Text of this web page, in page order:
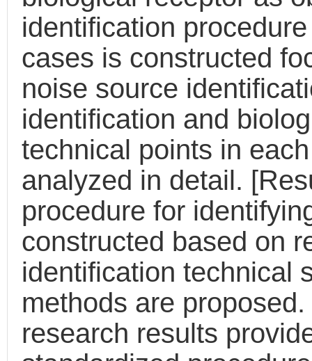
identification
cases is constructed
noise source
identification and
technical points in
analyzed in detail.
procedure for
constructed based on
identification technical
methods are
research results